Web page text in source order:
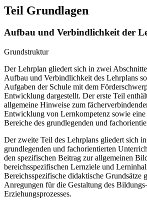
Teil Grundlagen
Aufbau und Verbindlichkeit der
Grundstruktur
Der Lehrplan gliedert sich in zwei
Aufbau und Verbindlichkeit des Lehrplans
Aufgaben der Schule mit dem
Entwicklung dargestellt. Der erste Teil
allgemeine Hinweise zum
Entwicklung von Lernkompetenz sowie
Bereiche des grundlegenden und
Der zweite Teil des Lehrplans gliedert sich
grundlegenden und fachorientierten
den spezifischen Beitrag zur allgemeinen
bereichsspezifischen Lernziele und
Bereichsspezifische didaktische Grundsätze
Anregungen für die Gestaltung des
Erziehungsprozesses.